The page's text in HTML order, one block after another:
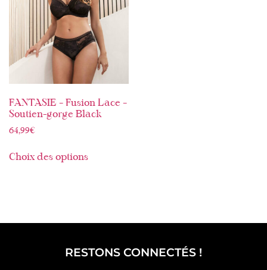
FANTASIE – Fusion Lace –
Soutien-gorge Black
64,99€
Choix des options
RESTONS CONNECTÉS !